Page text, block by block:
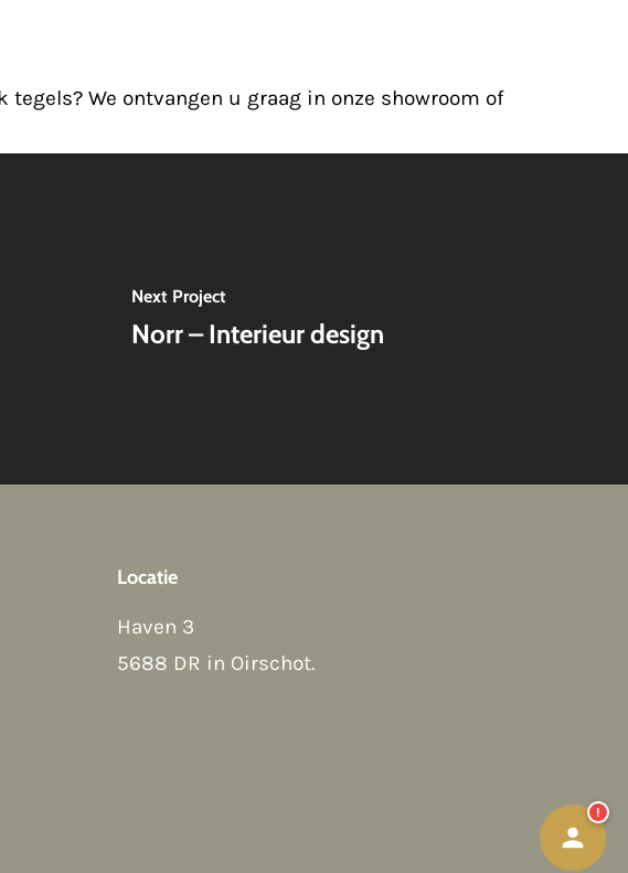
We ontvangen u graag in onze showroom of
Next Project
Norr – Interieur design
Locatie
Haven 3
5688 DR in Oirschot.
!